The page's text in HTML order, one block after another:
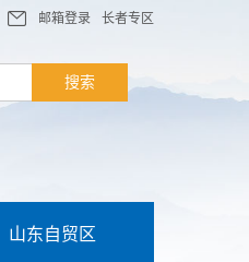
邮箱登录 长者专区
山东自贸区